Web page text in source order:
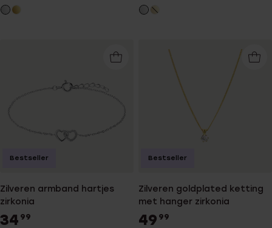
Zilveren armband hartjes
zirkonia
34 99
Bestseller
Zilveren goldplated ketting
met hanger zirkonia
49 99
Bestseller